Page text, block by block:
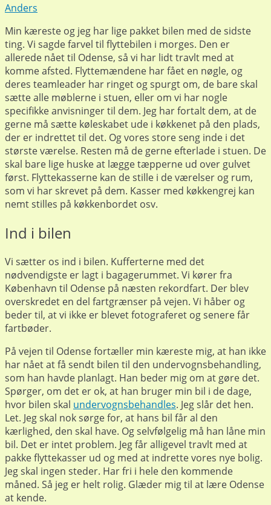
Anders
Min kæreste og jeg har lige pakket bilen med de sidste
ting. Vi sagde farvel til flyttebilen i morges. Den er
allerede nået til Odense, så vi har lidt travlt med at
komme afsted. Flyttemændene har fået en nøgle, og
deres teamleader har ringet og spurgt om, de bare skal
sætte alle møblerne i stuen, eller om vi har nogle
specifikke anvisninger til dem. Jeg har fortalt dem, at de
gerne må sætte køleskabet ude i køkkenet på den plads,
der er indrettet til det. Og vores store seng inde i det
største værelse. Resten må de gerne efterlade i stuen. De
skal bare lige huske at lægge tæpperne ud over gulvet
først. Flyttekasserne kan de stille i de værelser og rum,
som vi har skrevet på dem. Kasser med køkkengrej kan
nemt stilles på køkkenbordet osv.
Ind i bilen
Vi sætter os ind i bilen. Kufferterne med det
nødvendigste er lagt i bagagerummet. Vi kører fra
København til Odense på næsten rekordfart. Der blev
overskredet en del fartgrænser på vejen. Vi håber og
beder til, at vi ikke er blevet fotograferet og senere får
fartbøder.
På vejen til Odense fortæller min kæreste mig, at han ikke
har nået at få sendt bilen til den undervognsbehandling,
som han havde planlagt. Han beder mig om at gøre det.
Spørger, om det er ok, at han bruger min bil i de dage,
hvor bilen skal undervognsbehandles. Jeg slår det hen.
Let. Jeg skal nok sørge for, at hans bil får al den
kærlighed, den skal have. Og selvfølgelig må han låne min
bil. Det er intet problem. Jeg får alligevel travlt med at
pakke flyttekasser ud og med at indrette vores nye bolig.
Jeg skal ingen steder. Har fri i hele den kommende
måned. Så jeg er helt rolig. Glæder mig til at lære Odense
at kende.